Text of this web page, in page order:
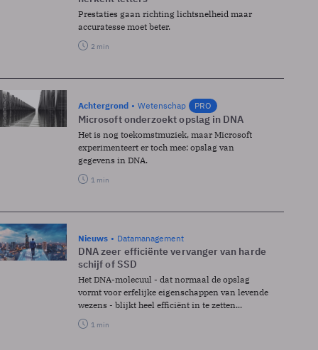
Prestaties gaan richting lichtsnelheid maar
accuratesse moet beter.
2 min
Achtergrond Wetenschap PRO
Microsoft onderzoekt opslag in DNA
Het is nog toekomstmuziek, maar Microsoft
experimenteert er toch mee: opslag van
gegevens in DNA.
1 min
Nieuws Datamanagement
DNA zeer efficiënte vervanger van harde
schijf of SSD
Het DNA-molecuul - dat normaal de opslag
vormt voor erfelijke eigenschappen van levende
wezens - blijkt heel efficiënt in te zetten...
1 min